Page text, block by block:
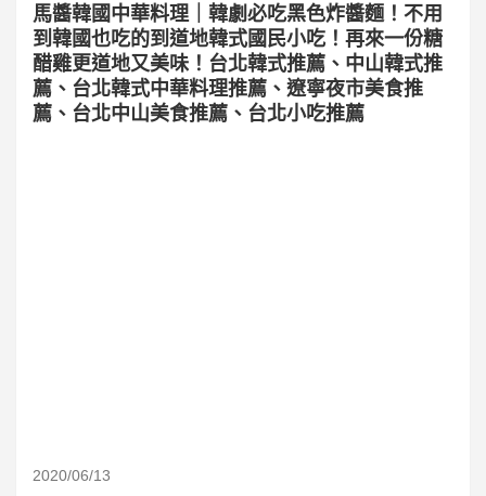
馬醬韓國中華料理｜韓劇必吃黑色炸醬麵！不用
到韓國也吃的到道地韓式國民小吃！再來一份糖
醋雞更道地又美味！台北韓式推薦、中山韓式推
薦、台北韓式中華料理推薦、遼寧夜市美食推
薦、台北中山美食推薦、台北小吃推薦
2020/06/13